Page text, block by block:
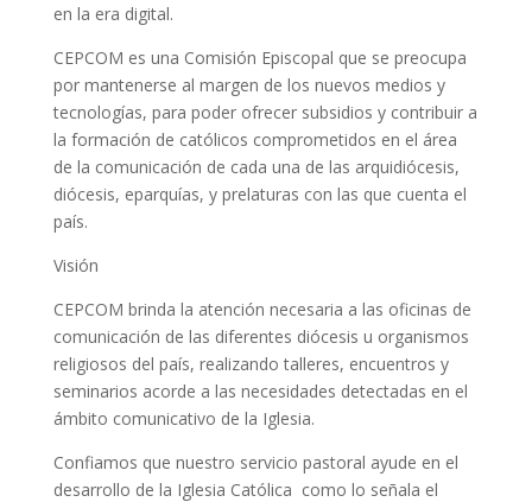
en la era digital.
CEPCOM es una Comisión Episcopal que se preocupa
por mantenerse al margen de los nuevos medios y
tecnologías, para poder ofrecer subsidios y contribuir a
la formación de católicos comprometidos en el área
de la comunicación de cada una de las arquidiócesis,
diócesis, eparquías, y prelaturas con las que cuenta el
país.
Visión
CEPCOM brinda la atención necesaria a las oficinas de
comunicación de las diferentes diócesis u organismos
religiosos del país, realizando talleres, encuentros y
seminarios acorde a las necesidades detectadas en el
ámbito comunicativo de la Iglesia.
Confiamos que nuestro servicio pastoral ayude en el
desarrollo de la Iglesia Católica como lo señala el